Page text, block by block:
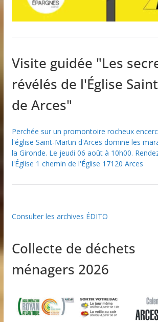
Visite guidée "Les
révélés de l'Église
de Arces"
Perchée sur un promontoire rocheux
l'église Saint-Martin d'Arces domine les
la Gironde. Le jeudi 06 août à 10h00.
l'Église 1 chemin de l'Église 17120 Arces
Consulter les archives ÉDITO
Collecte de déchets
ménagers 2026